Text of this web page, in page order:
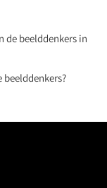
de beelddenkers in
beelddenkers?